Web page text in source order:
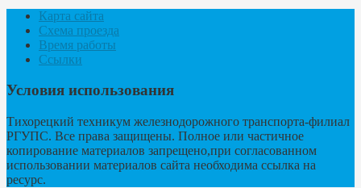
Карта сайта
Схема проезда
Время работы
Ссылки
Условия использования
Тихорецкий техникум железнодорожного транспорта-филиал
РГУПС. Все права защищены. Полное или частичное
копирование материалов запрещено,при согласованном
использовании материалов сайта необходима ссылка на
ресурс.